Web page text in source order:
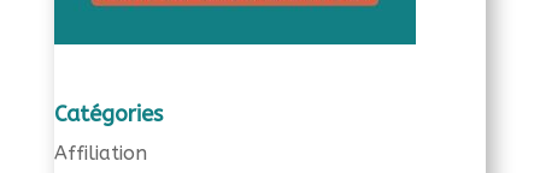
Catégories
Affiliation